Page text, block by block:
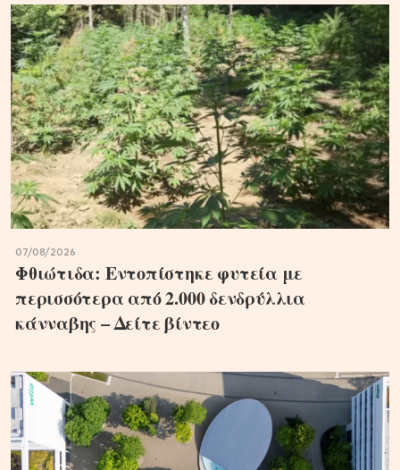
07/08/2026
Φθιώτιδα: Εντοπίστηκε φυτεία με
περισσότερα από 2.000 δενδρύλλια
κάνναβης – Δείτε βίντεο